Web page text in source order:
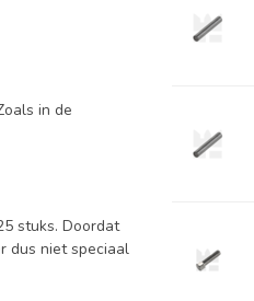
in de
stuks. Doordat
dus niet speciaal